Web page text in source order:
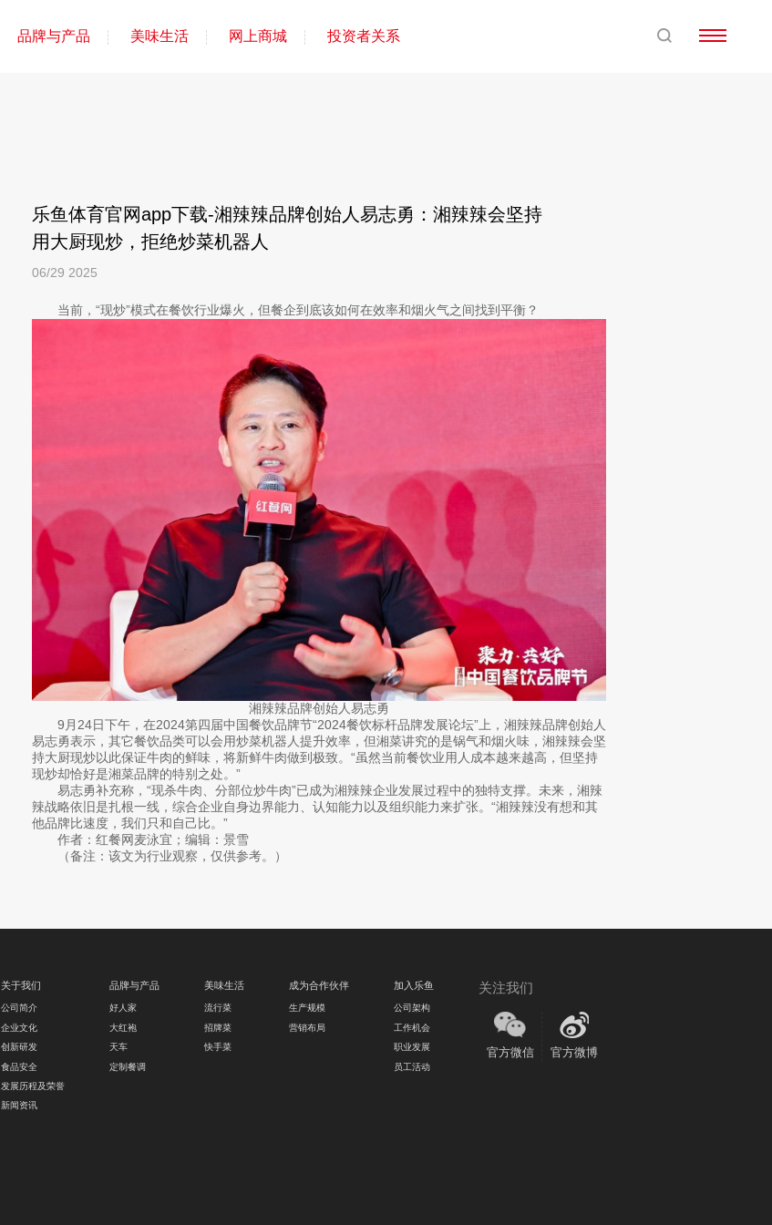
品牌与产品 美味生活 网上商城 投资者关系
乐鱼体育官网app下载-湘辣辣品牌创始人易志勇：湘辣辣会坚持
用大厨现炒，拒绝炒菜机器人
06/29 2025
当前，“现炒”模式在餐饮行业爆火，但餐企到底该如何在效率和烟火气之间找到平衡？
湘辣辣品牌创始人易志勇
9月24日下午，在2024第四届中国餐饮品牌节“2024餐饮标杆品牌发展论坛”上，湘辣辣品牌创始人
易志勇表示，其它餐饮品类可以会用炒菜机器人提升效率，但湘菜讲究的是锅气和烟火味，湘辣辣会坚
持大厨现炒以此保证牛肉的鲜味，将新鲜牛肉做到极致。“虽然当前餐饮业用人成本越来越高，但坚持
现炒却恰好是湘菜品牌的特别之处。”
易志勇补充称，“现杀牛肉、分部位炒牛肉”已成为湘辣辣企业发展过程中的独特支撑。未来，湘辣
辣战略依旧是扎根一线，综合企业自身边界能力、认知能力以及组织能力来扩张。“湘辣辣没有想和其
他品牌比速度，我们只和自己比。”
作者：红餐网麦泳宜；编辑：景雪
（备注：该文为行业观察，仅供参考。）
关注我们
官方微信 官方微博
关于我们
公司简介
企业文化
创新研发
食品安全
发展历程及荣誉
新闻资讯
品牌与产品
好人家
大红袍
天车
定制餐调
美味生活
流行菜
招牌菜
快手菜
成为合作伙伴
生产规模
营销布局
加入乐鱼
公司架构
工作机会
职业发展
员工活动